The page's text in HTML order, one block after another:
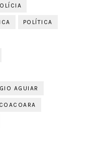
POLÍTICA
AGUIAR